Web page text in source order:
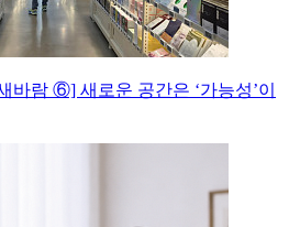
바람 ⑥] 새로운 공간은 ‘가능성’이